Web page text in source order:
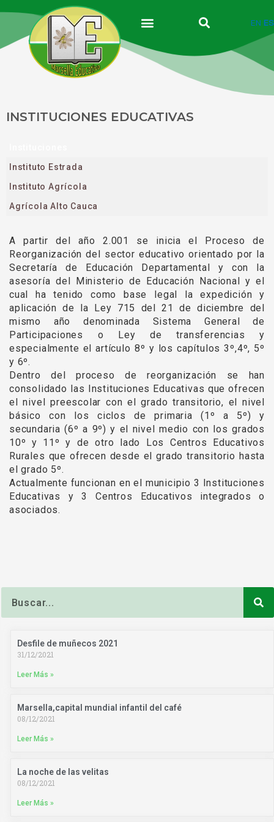
contenido
EN ES
INSTITUCIONES EDUCATIVAS
Instituto Estrada
Instituto Agrícola
Agrícola Alto Cauca
A partir del año 2.001 se inicia el Proceso de
Reorganización del sector educativo orientado por la
Secretaría de Educación Departamental y con la
asesoría del Ministerio de Educación Nacional y el
cual ha tenido como base legal la expedición y
aplicación de la Ley 715 del 21 de diciembre del
mismo año denominada Sistema General de
Participaciones o Ley de transferencias y
especialmente el artículo 8º y los capítulos 3º,4º, 5º
y 6º.
Dentro del proceso de reorganización se han
consolidado las Instituciones Educativas que ofrecen
el nivel preescolar con el grado transitorio, el nivel
básico con los ciclos de primaria (1º a 5º) y
secundaria (6º a 9º) y el nivel medio con los grados
10º y 11º y de otro lado Los Centros Educativos
Rurales que ofrecen desde el grado transitorio hasta
el grado 5º.
Actualmente funcionan en el municipio 3 Instituciones
Educativas y 3 Centros Educativos integrados o
asociados.
Desfile de muñecos 2021
31/12/2021
Leer Más »
Marsella,capital mundial infantil del café
08/12/2021
Leer Más »
La noche de las velitas
08/12/2021
Leer Más »